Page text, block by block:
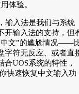
体验。
输入法是我们与系统
开输入法的支持，但
中文”的尴尬情况——
字符无反应、或者直
UOS系统的特性，
快速恢复中文输入功